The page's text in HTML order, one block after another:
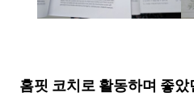
홈핏 코치로 활동하며 좋